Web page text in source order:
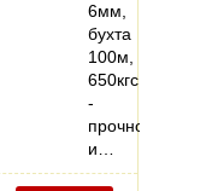
6мм,
бухта
100м,
650кгс
-
прочное
и…